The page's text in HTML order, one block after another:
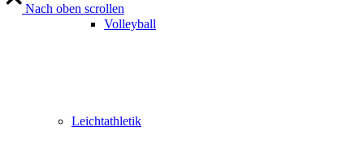
Volleyball
Leichtathletik
Nach oben scrollen